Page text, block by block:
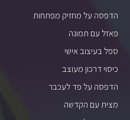
הדפסה על מחזיק מפתחות
פאזל עם תמונה
ספל בעיצוב אישי
כיסוי דרכון מעוצב
הדפסה על פד לעכבר
מצית עם הקדשה